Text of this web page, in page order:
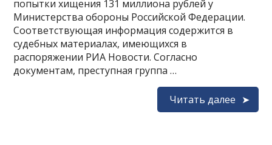
попытки хищения 131 миллиона рублей у
Министерства обороны Российской Федерации.
Соответствующая информация содержится в
судебных материалах, имеющихся в
распоряжении РИА Новости. Согласно
документам, преступная группа …
Читать далее